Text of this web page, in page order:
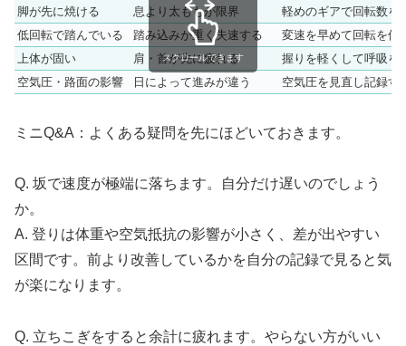
脚が先に焼ける
息より太ももが限界
軽めのギアで回転数を
低回転で踏んでいる
踏み込みが重く失速する
変速を早めて回転を保
上体が固い
肩・首が先に疲れる
握りを軽くして呼吸を
空気圧・路面の影響
日によって進みが違う 空気圧を見直し記録す
スクロールできます
ミニQ&A：よくある疑問を先にほどいておきます。
Q. 坂で速度が極端に落ちます。自分だけ遅いのでしょう
か。
A. 登りは体重や空気抵抗の影響が小さく、差が出やすい
区間です。前より改善しているかを自分の記録で見ると気
が楽になります。
Q. 立ちこぎをすると余計に疲れます。やらない方がいい